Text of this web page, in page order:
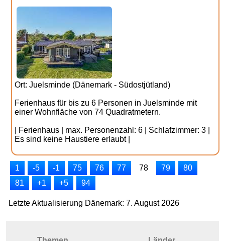
Ort: Juelsminde (Dänemark - Südostjütland)
Ferienhaus für bis zu 6 Personen in Juelsminde mit
einer Wohnfläche von 74 Quadratmetern.
| Ferienhaus | max. Personenzahl: 6 | Schlafzimmer: 3 |
Es sind keine Haustiere erlaubt |
1 -5 -1 75 76 77 78 79
80
81
+1 +5 94
Letzte Aktualisierung Dänemark: 7. August 2026